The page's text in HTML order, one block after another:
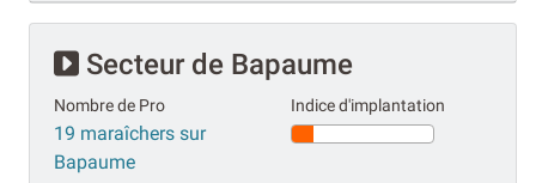
Secteur de Bapaume
Nombre de Pro
19 maraîchers sur
Bapaume
Indice d'implantation